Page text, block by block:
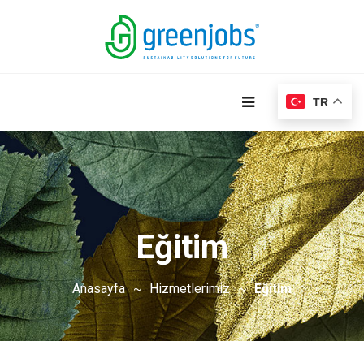
TR
Eğitim
Anasayfa Hizmetlerimiz Eğitim